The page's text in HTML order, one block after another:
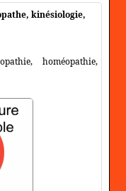
kinésiologie,
homéopathie,